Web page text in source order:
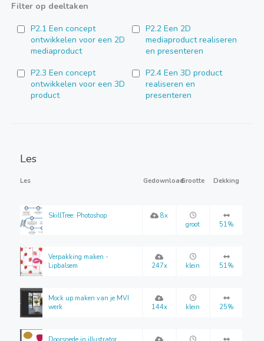
Filter op deeltaken
P2.1 Een concept
ontwikkelen voor een 2D
mediaproduct
P2.2 Een 2D
mediaproduct realiseren
en presenteren
P2.3 Een concept
ontwikkelen voor een 3D
product
P2.4 Een 3D product
realiseren en
presenteren
Les
Les GedownloadGrootte Dekking
SkillTree: Photoshop
8x
groot
51%
Verpakking maken -
Lipbalsem
247x klein 51%
Mock up maken van je MVI
werk
144x klein 25%